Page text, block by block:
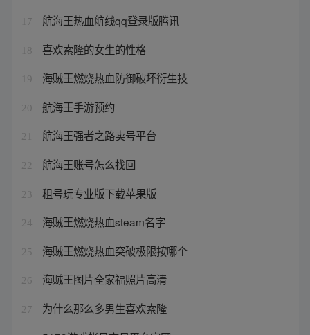
17 航海王热血航线qq登录版腾讯
18 喜欢索隆的女生的性格
19 海贼王燃烧热血防御破坏衍生技
20 航海王手游预约
21 航海王强者之路卖号平台
22 航海王账号怎么找回
23 租号玩专业版下载苹果版
24 海贼王燃烧热血steam名字
25 海贼王燃烧热血突破极限按哪个
26 海贼王图片全家福照片高清
27 为什么那么多男生喜欢索隆